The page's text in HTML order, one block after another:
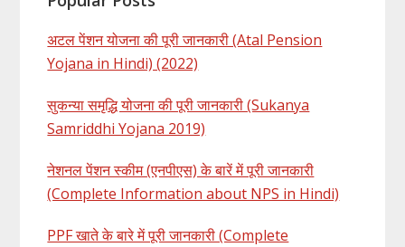
अटल पेंशन योजना की पूरी जानकारी (Atal Pension
Yojana in Hindi) (2022)
सुकन्या समृद्धि योजना की पूरी जानकारी (Sukanya
Samriddhi Yojana 2019)
नेशनल पेंशन स्कीम (एनपीएस) के बारें में पूरी जानकारी
(Complete Information about NPS in Hindi)
PPF खाते के बारे में पूरी जानकारी (Complete